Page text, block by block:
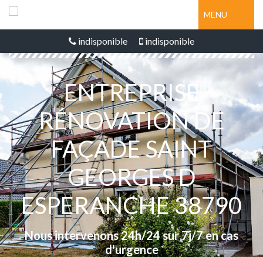
MENU
indisponible indisponible
ENTREPRISE
RÉNOVATION DE
FAÇADE SAINT
GEORGES D
ESPERANCHE 38790
Nous intervenons 24h/24 sur 7j/7 en cas
d'urgence